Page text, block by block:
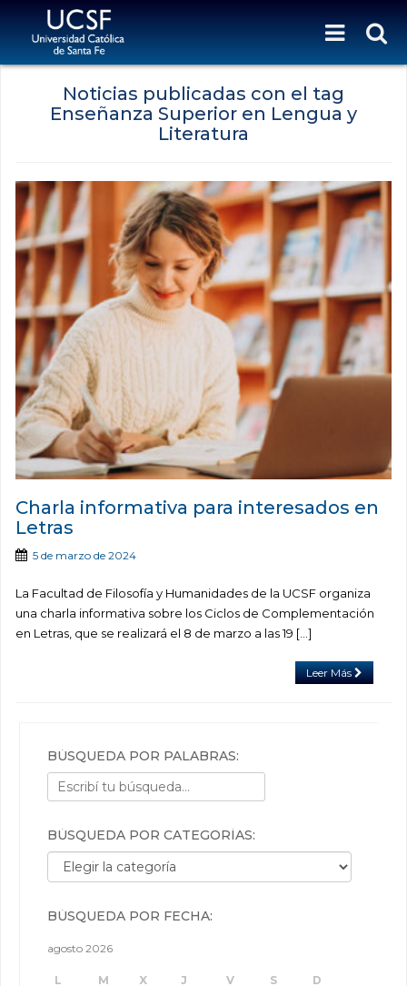
Noticias publicadas con el tag
Enseñanza Superior en Lengua y
Literatura
Charla informativa para interesados en
Letras
5 de marzo de 2024
La Facultad de Filosofía y Humanidades de la UCSF organiza
una charla informativa sobre los Ciclos de Complementación
en Letras, que se realizará el 8 de marzo a las 19 […]
Leer Más
BÚSQUEDA POR PALABRAS:
BÚSQUEDA POR CATEGORÍAS:
Búsqueda por categorías:
BÚSQUEDA POR FECHA:
agosto 2026
L M X J V S D